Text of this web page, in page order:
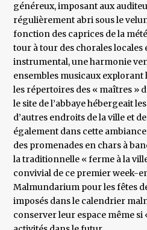
généreux, imposant aux
régulièrement abri sous le
fonction des caprices de la
tour à tour des chorales
instrumental, une harmonie
ensembles musicaux explorant
les répertoires des « maîtres »
le site de l’abbaye hébergeait
d’autres endroits de la ville et
également dans cette
des promenades en chars à
la traditionnelle « ferme à la
convivial de ce premier week-
Malmundarium pour les fêtes
imposés dans le calendrier
conserver leur espace même